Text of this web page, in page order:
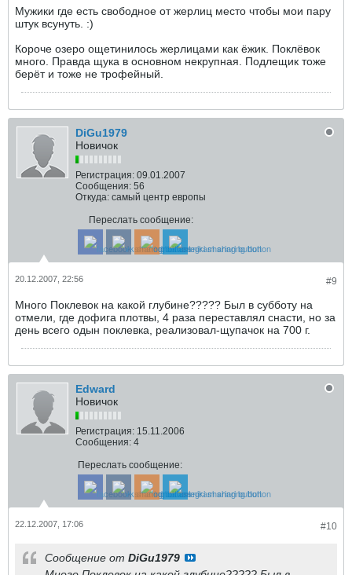
Мужики где есть свободное от жерлиц место чтобы мои пару
штук всунуть. :)
Короче озеро ощетинилось жерлицами как ёжик. Поклёвок
много. Правда щука в основном некрупная. Подлещик тоже
берёт и тоже не трофейный.
DiGu1979
Новичок
Регистрация: 09.01.2007
Сообщения: 56
Откуда: самый центр европы
Переслать сообщение:
#9
20.12.2007, 22:56
Много Поклевок на какой глубине????? Был в субботу на
отмели, где дофига плотвы, 4 раза переставлял снасти, но за
день всего одын поклевка, реализовал-щупачок на 700 г.
Edward
Новичок
Регистрация: 15.11.2006
Сообщения: 4
Переслать сообщение:
#10
22.12.2007, 17:06
Сообщение от DiGu1979